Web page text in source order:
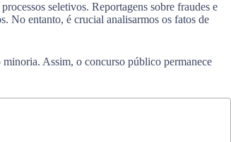
seletivos. Reportagens sobre fraudes e
No entanto, é crucial analisarmos os fatos de
minoria. Assim, o concurso público permanece